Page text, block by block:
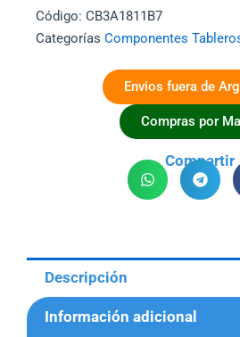
Bob:
50-
Código: CB3A1811B7
Categorías Componentes
Envios fuera de
Compras por
Compartir
Descripción
Información adicional